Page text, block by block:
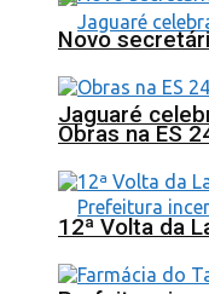
Jaguaré
Novo
Obras na ES
12ª Volta da